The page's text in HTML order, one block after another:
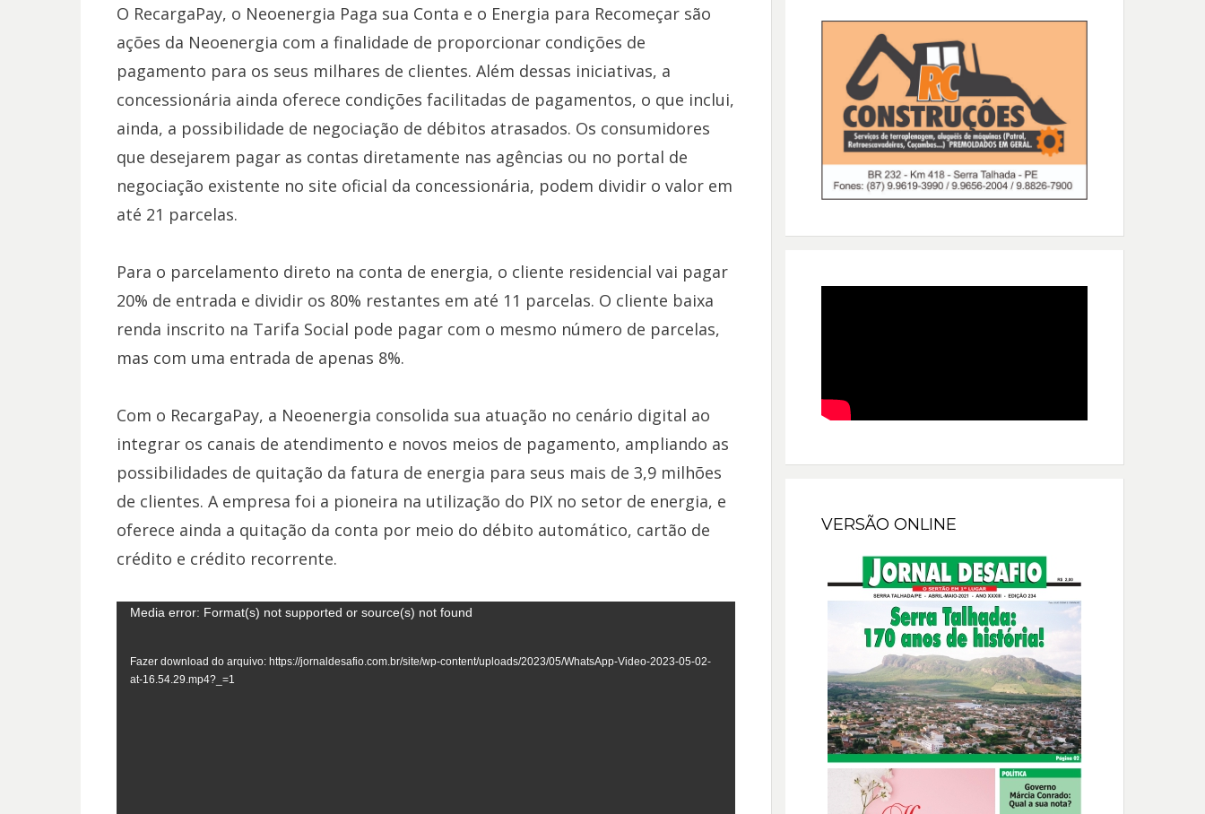
O RecargaPay, o Neoenergia Paga sua Conta e o Energia para Recomeçar são
ações da Neoenergia com a finalidade de proporcionar condições de
pagamento para os seus milhares de clientes. Além dessas iniciativas, a
concessionária ainda oferece condições facilitadas de pagamentos, o que inclui,
ainda, a possibilidade de negociação de débitos atrasados. Os consumidores
que desejarem pagar as contas diretamente nas agências ou no portal de
negociação existente no site oficial da concessionária, podem dividir o valor em
até 21 parcelas.
Para o parcelamento direto na conta de energia, o cliente residencial vai pagar
20% de entrada e dividir os 80% restantes em até 11 parcelas. O cliente baixa
renda inscrito na Tarifa Social pode pagar com o mesmo número de parcelas,
mas com uma entrada de apenas 8%.
Com o RecargaPay, a Neoenergia consolida sua atuação no cenário digital ao
integrar os canais de atendimento e novos meios de pagamento, ampliando as
possibilidades de quitação da fatura de energia para seus mais de 3,9 milhões
de clientes. A empresa foi a pioneira na utilização do PIX no setor de energia, e
oferece ainda a quitação da conta por meio do débito automático, cartão de
crédito e crédito recorrente.
Tocador
vídeo
Media error: Format(s) not supported or source(s) not found
Fazer download do arquivo: https://jornaldesafio.com.br/site/wp-content/uploads/2023/05/WhatsApp-Video-2023-05-02-
at-16.54.29.mp4?_=1
VERSÃO ONLINE